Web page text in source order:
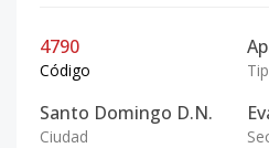
4790
Código
Santo Domingo D.N.
Ciudad